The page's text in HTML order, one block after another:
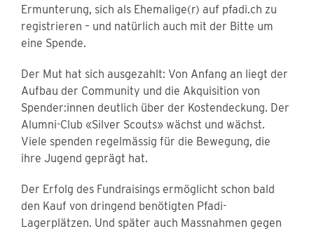
Ermunterung, sich als Ehemalige(r) auf pfadi.ch zu
registrieren – und natürlich auch mit der Bitte um
eine Spende.
Der Mut hat sich ausgezahlt: Von Anfang an liegt der
Aufbau der Community und die Akquisition von
Spender:innen deutlich über der Kostendeckung. Der
Alumni-Club «Silver Scouts» wächst und wächst.
Viele spenden regelmässig für die Bewegung, die
ihre Jugend geprägt hat.
Der Erfolg des Fundraisings ermöglicht schon bald
den Kauf von dringend benötigten Pfadi-
Lagerplätzen. Und später auch Massnahmen gegen